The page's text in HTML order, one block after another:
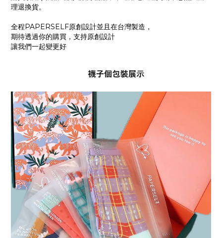
理退換貨。
全程PAPERSELF原創設計並且在台灣製造，
期待透過你的購買，支持原創設計
讓我們一起變更好